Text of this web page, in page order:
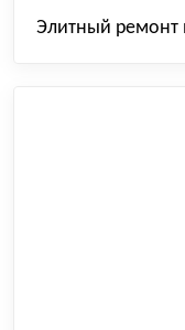
Элитный ремонт